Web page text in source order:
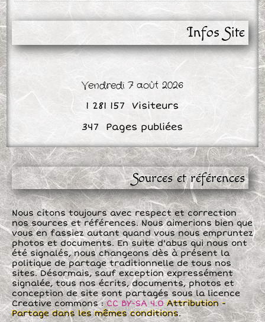
Infos Site
Vendredi 7 août 2026
Sources et références
Nous citons toujours avec respect et correction
nos sources et références. Nous aimerions bien que
vous en fassiez autant quand vous nous empruntez
photos et documents. En suite d'abus qui nous ont
été signalés, nous changeons dès à présent la
politique de partage traditionnelle de tous nos
sites. Désormais, sauf exception expressément
signalée, tous nos écrits, documents, photos et
conception de site sont partagés sous la licence
Creative commons :CC BY-SA 4.0Attribution -
Partage dans les mêmes conditions.